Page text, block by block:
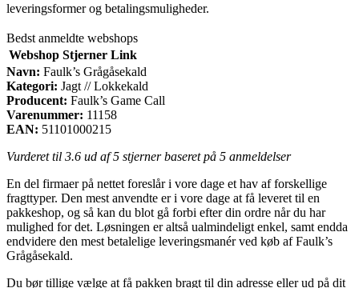
leveringsformer og betalingsmuligheder.
Bedst anmeldte webshops
Webshop Stjerner Link
Navn: Faulk’s Grågåsekald
Kategori: Jagt // Lokkekald
Producent: Faulk’s Game Call
Varenummer: 11158
EAN: 51101000215
Vurderet til 3.6 ud af 5 stjerner baseret på 5 anmeldelser
En del firmaer på nettet foreslår i vore dage et hav af forskellige
fragttyper. Den mest anvendte er i vore dage at få leveret til en
pakkeshop, og så kan du blot gå forbi efter din ordre når du har
mulighed for det. Løsningen er altså ualmindeligt enkel, samt endda
endvidere den mest betalelige leveringsmanér ved køb af Faulk’s
Grågåsekald.
Du bør tillige vælge at få pakken bragt til din adresse eller ud på dit